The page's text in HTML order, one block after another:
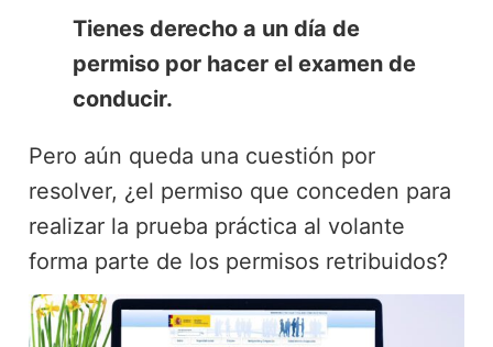
Tienes derecho a un día de
permiso por hacer el examen de
conducir.
Pero aún queda una cuestión por
resolver, ¿el permiso que conceden para
realizar la prueba práctica al volante
forma parte de los permisos retribuidos?